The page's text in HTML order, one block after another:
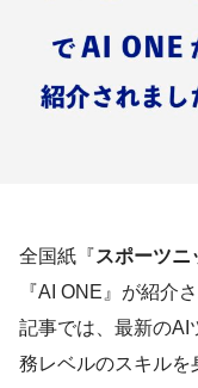
全国紙『スポーツニ
『AI ONE』が紹介
記事では、最新のAI
務レベルのスキルを